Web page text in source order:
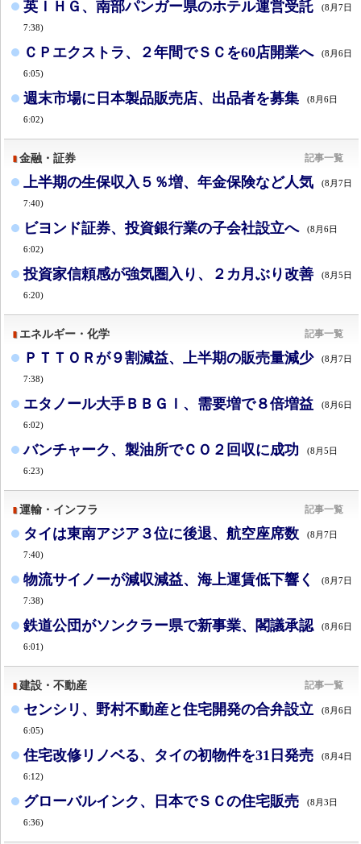
英ＩＨＧ、南部パンガー県のホテル運営受託 (8月7日
7:38)
ＣＰエクストラ、２年間でＳＣを60店開業へ (8月6日
6:05)
週末市場に日本製品販売店、出品者を募集 (8月6日
6:02)
金融・証券 記事一覧
上半期の生保収入５％増、年金保険など人気 (8月7日
7:40)
ビヨンド証券、投資銀行業の子会社設立へ (8月6日
6:02)
投資家信頼感が強気圏入り、２カ月ぶり改善 (8月5日
6:20)
エネルギー・化学 記事一覧
ＰＴＴＯＲが９割減益、上半期の販売量減少 (8月7日
7:38)
エタノール大手ＢＢＧＩ、需要増で８倍増益 (8月6日
6:02)
バンチャーク、製油所でＣＯ２回収に成功 (8月5日
6:23)
運輸・インフラ 記事一覧
タイは東南アジア３位に後退、航空座席数 (8月7日
7:40)
物流サイノーが減収減益、海上運賃低下響く (8月7日
7:38)
鉄道公団がソンクラー県で新事業、閣議承認 (8月6日
6:01)
建設・不動産 記事一覧
センシリ、野村不動産と住宅開発の合弁設立 (8月6日
6:05)
住宅改修リノベる、タイの初物件を31日発売 (8月4日
6:12)
グローバルインク、日本でＳＣの住宅販売 (8月3日
6:36)